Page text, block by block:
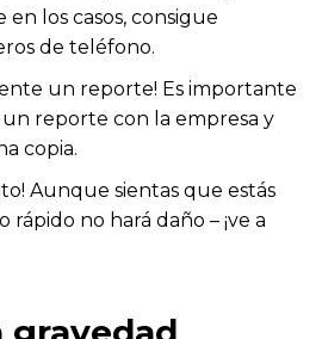
los casos, consigue
de teléfono.
un reporte! Es importante
reporte con la empresa y
copia.
Aunque sientas que estás
no hará daño – ¡ve a